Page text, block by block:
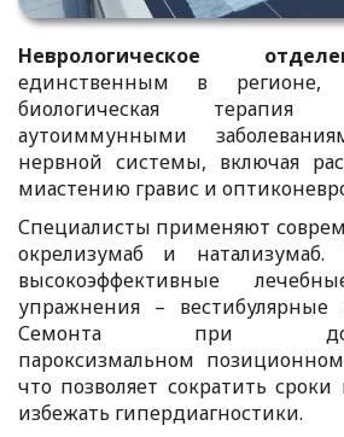
Неврологическое
единственным в регионе,
биологическая
аутоиммунными
нервной системы, включая
миастению гравис и
Специалисты применяют
окрелизумаб и
высокоэффективные
упражнения –
Семонта при
пароксизмальном
что позволяет сократить
избежать гипердиагностики.